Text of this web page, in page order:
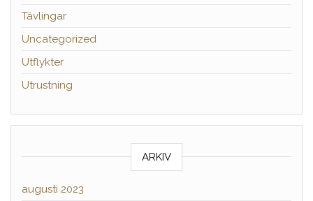
Tävlingar
Uncategorized
Utflykter
Utrustning
ARKIV
augusti 2023